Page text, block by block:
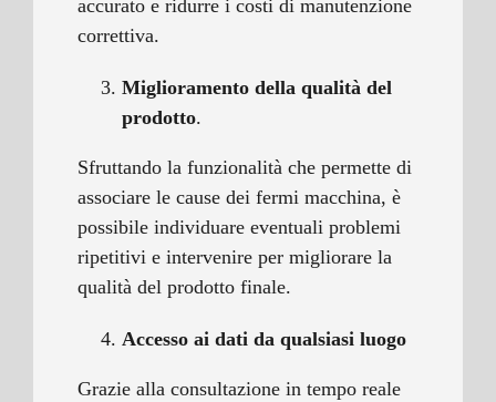
accurato e ridurre i costi di manutenzione
correttiva.
Miglioramento della qualità del
prodotto.
Sfruttando la funzionalità che permette di
associare le cause dei fermi macchina, è
possibile individuare eventuali problemi
ripetitivi e intervenire per migliorare la
qualità del prodotto finale.
Accesso ai dati da qualsiasi luogo
Grazie alla consultazione in tempo reale